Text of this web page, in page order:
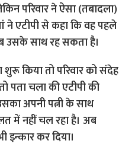
परिवार ने ऐसा (तबादला)
ने एटीपी से कहा कि वह पहले
उसके साथ रह सकता है।
किया तो परिवार को संदेह
पता चला की एटीपी की
अपनी पत्नी के साथ
में नहीं चल रहा है। अब
इन्कार कर दिया।